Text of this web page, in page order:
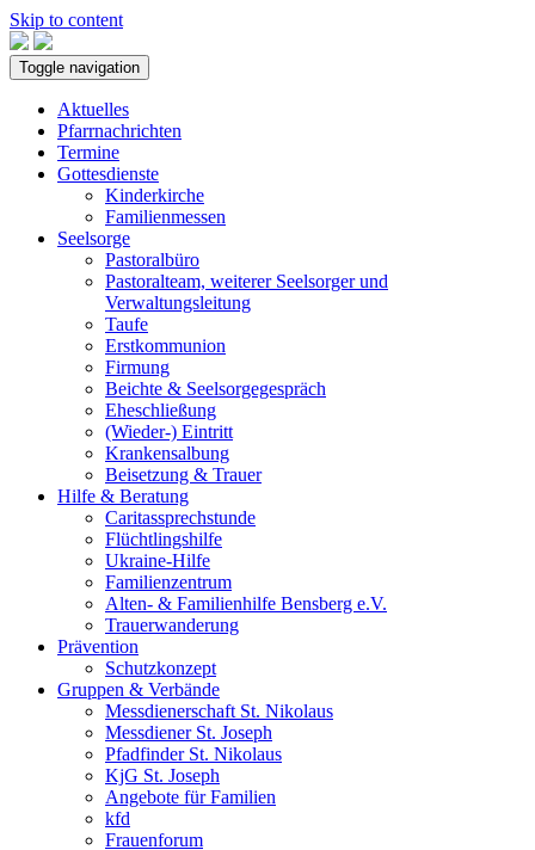
Skip to content
Toggle navigation
Aktuelles
Pfarrnachrichten
Termine
Gottesdienste
Kinderkirche
Familienmessen
Seelsorge
Pastoralbüro
Pastoralteam, weiterer Seelsorger und
Verwaltungsleitung
Taufe
Erstkommunion
Firmung
Beichte & Seelsorgegespräch
Eheschließung
(Wieder-) Eintritt
Krankensalbung
Beisetzung & Trauer
Hilfe & Beratung
Caritassprechstunde
Flüchtlingshilfe
Ukraine-Hilfe
Familienzentrum
Alten- & Familienhilfe Bensberg e.V.
Trauerwanderung
Prävention
Schutzkonzept
Gruppen & Verbände
Messdienerschaft St. Nikolaus
Messdiener St. Joseph
Pfadfinder St. Nikolaus
KjG St. Joseph
Angebote für Familien
kfd
Frauenforum